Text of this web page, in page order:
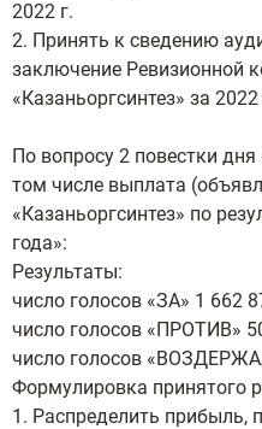
2022 г.
2. Принять к сведению
заключение Ревизионной
«Казаньоргсинтез» за 2022
По вопросу 2 повестки
том числе выплата
«Казаньоргсинтез» по
года»:
Результаты:
число голосов «ЗА» 1 662
число голосов «ПРОТИВ»
число голосов
Формулировка принятого
1. Распределить прибыль,